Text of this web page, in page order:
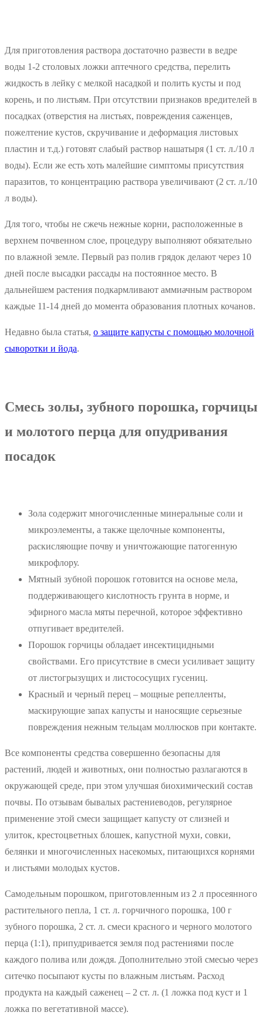
Для приготовления раствора достаточно развести в ведре
воды 1-2 столовых ложки аптечного средства, перелить
жидкость в лейку с мелкой насадкой и полить кусты и под
корень, и по листьям. При отсутствии признаков вредителей в
посадках (отверстия на листьях, повреждения саженцев,
пожелтение кустов, скручивание и деформация листовых
пластин и т.д.) готовят слабый раствор нашатыря (1 ст. л./10 л
воды). Если же есть хоть малейшие симптомы присутствия
паразитов, то концентрацию раствора увеличивают (2 ст. л./10
л воды).
Для того, чтобы не сжечь нежные корни, расположенные в
верхнем почвенном слое, процедуру выполняют обязательно
по влажной земле. Первый раз полив грядок делают через 10
дней после высадки рассады на постоянное место. В
дальнейшем растения подкармливают аммиачным раствором
каждые 11-14 дней до момента образования плотных кочанов.
Недавно была статья, о защите капусты с помощью молочной
сыворотки и йода.
Смесь золы, зубного порошка, горчицы
и молотого перца для опудривания
посадок
Зола содержит многочисленные минеральные соли и
микроэлементы, а также щелочные компоненты,
раскисляющие почву и уничтожающие патогенную
микрофлору.
Мятный зубной порошок готовится на основе мела,
поддерживающего кислотность грунта в норме, и
эфирного масла мяты перечной, которое эффективно
отпугивает вредителей.
Порошок горчицы обладает инсектицидными
свойствами. Его присутствие в смеси усиливает защиту
от листогрызущих и листососущих гусениц.
Красный и черный перец – мощные репелленты,
маскирующие запах капусты и наносящие серьезные
повреждения нежным тельцам моллюсков при контакте.
Все компоненты средства совершенно безопасны для
растений, людей и животных, они полностью разлагаются в
окружающей среде, при этом улучшая биохимический состав
почвы. По отзывам бывалых растениеводов, регулярное
применение этой смеси защищает капусту от слизней и
улиток, крестоцветных блошек, капустной мухи, совки,
белянки и многочисленных насекомых, питающихся корнями
и листьями молодых кустов.
Самодельным порошком, приготовленным из 2 л просеянного
растительного пепла, 1 ст. л. горчичного порошка, 100 г
зубного порошка, 2 ст. л. смеси красного и черного молотого
перца (1:1), припудривается земля под растениями после
каждого полива или дождя. Дополнительно этой смесью через
ситечко посыпают кусты по влажным листьям. Расход
продукта на каждый саженец – 2 ст. л. (1 ложка под куст и 1
ложка по вегетативной массе).